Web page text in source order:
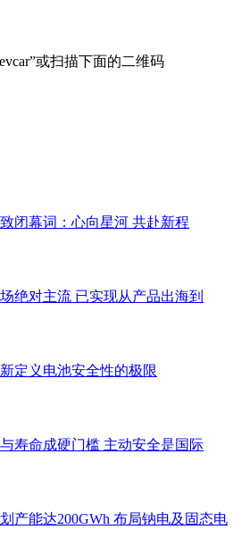
或扫描下面的二维码
闭幕词：心向星河 共赴新程
绝对主流 已实现从产品出海到
定义电池安全性的极限
寿命成硬门槛 主动安全是国际
产能达200GWh 布局钠电及固态电